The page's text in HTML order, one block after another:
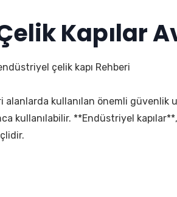
Kapılar
çelik kapı Rehberi
kullanılan önemli güvenlik
kullanılabilir. **Endüstriyel